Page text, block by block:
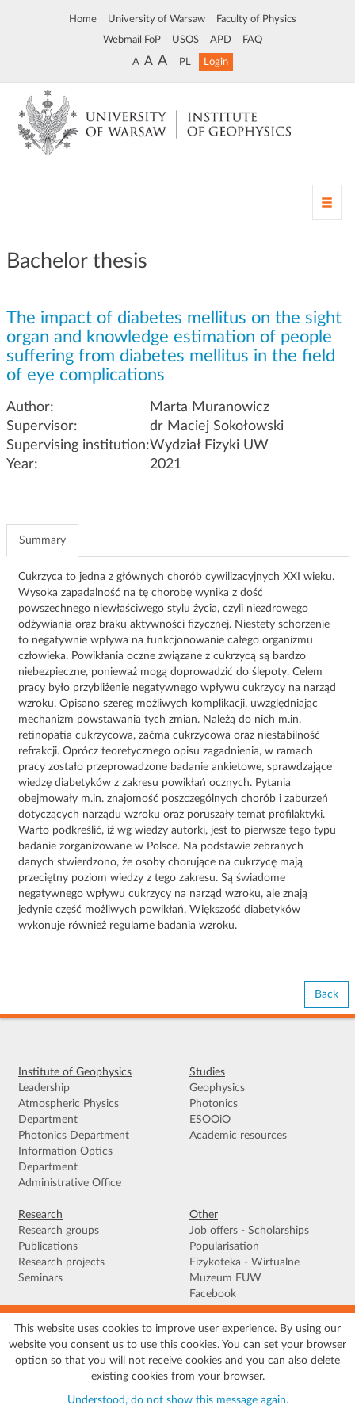
Home University of Warsaw Faculty of Physics
Webmail FoP USOS APD FAQ
A A A PL Login
T
o
a
v
i
Bachelor thesis
The impact of diabetes mellitus on the sight
organ and knowledge estimation of people
suffering from diabetes mellitus in the field
of eye complications
Author:
Supervisor:
Supervising institution:
Year:
Marta Muranowicz
dr Maciej Sokołowski
Wydział Fizyki UW
2021
Summary
Cukrzyca to jedna z głównych chorób cywilizacyjnych XXI wieku.
Wysoka zapadalność na tę chorobę wynika z dość
powszechnego niewłaściwego stylu życia, czyli niezdrowego
odżywiania oraz braku aktywności fizycznej. Niestety schorzenie
to negatywnie wpływa na funkcjonowanie całego organizmu
człowieka. Powikłania oczne związane z cukrzycą są bardzo
niebezpieczne, ponieważ mogą doprowadzić do ślepoty. Celem
pracy było przybliżenie negatywnego wpływu cukrzycy na narząd
wzroku. Opisano szereg możliwych komplikacji, uwzględniając
mechanizm powstawania tych zmian. Należą do nich m.in.
retinopatia cukrzycowa, zaćma cukrzycowa oraz niestabilność
refrakcji. Oprócz teoretycznego opisu zagadnienia, w ramach
pracy zostało przeprowadzone badanie ankietowe, sprawdzające
wiedzę diabetyków z zakresu powikłań ocznych. Pytania
obejmowały m.in. znajomość poszczególnych chorób i zaburzeń
dotyczących narządu wzroku oraz poruszały temat profilaktyki.
Warto podkreślić, iż wg wiedzy autorki, jest to pierwsze tego typu
badanie zorganizowane w Polsce. Na podstawie zebranych
danych stwierdzono, że osoby chorujące na cukrzycę mają
przeciętny poziom wiedzy z tego zakresu. Są świadome
negatywnego wpływu cukrzycy na narząd wzroku, ale znają
jedynie część możliwych powikłań. Większość diabetyków
wykonuje również regularne badania wzroku.
Back
Institute of Geophysics
Leadership
Atmospheric Physics
Department
Photonics Department
Information Optics
Department
Administrative Office
Studies
Geophysics
Photonics
ESOOiO
Academic resources
Research
Research groups
Publications
Research projects
Seminars
Other
Job offers - Scholarships
Popularisation
Fizykoteka - Wirtualne
Muzeum FUW
Facebook
Terms of use|Privacy policy| Cookies|Accessibility declaration|Site
map
© 2026 University of Warsaw, Faculty of Physics, Institute of Geophysics, ul.
Pasteura 5, 02-093 Warszawa
This website uses cookies to improve user experience. By using our
website you consent us to use this cookies. You can set your browser
option so that you will not receive cookies and you can also delete
existing cookies from your browser.
Understood, do not show this message again.